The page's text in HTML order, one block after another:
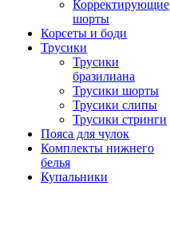
Корректирующие
шорты
Корсеты и боди
Трусики
Трусики
бразилиана
Трусики шорты
Трусики слипы
Трусики стринги
Пояса для чулок
Комплекты нижнего
белья
Купальники